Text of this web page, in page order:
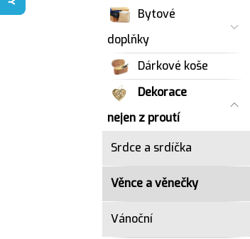
Bytové
doplňky
Dárkové koše
Dekorace
nejen z proutí
Srdce a srdíčka
Věnce a věnečky
Vánoční